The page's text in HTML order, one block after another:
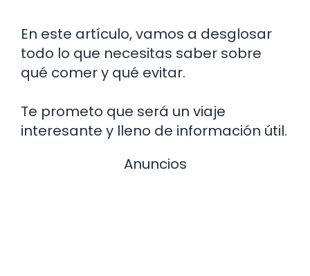
En este artículo, vamos a desglosar
todo lo que necesitas saber sobre
qué comer y qué evitar.
Te prometo que será un viaje
interesante y lleno de información útil.
Anuncios